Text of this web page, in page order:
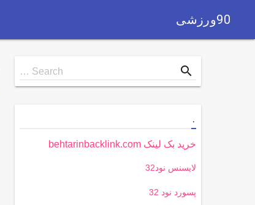
90ورزشی
Search
for
Search … search
.
خرید بک لینک behtarinbacklink.com
لایسنس نود32
پسورد نود 32